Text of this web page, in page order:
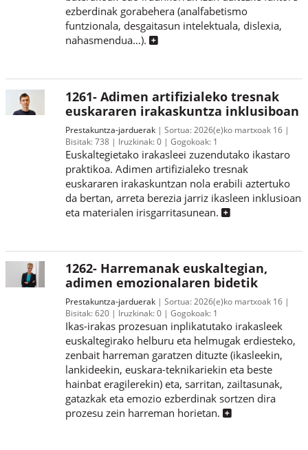
ezberdinak gorabehera (analfabetismo
funtzionala, desgaitasun intelektuala, dislexia,
nahasmendua…).
1261- Adimen artifizialeko tresnak
euskararen irakaskuntza inklusiboan
Prestakuntza-jarduerak Sortua: 2026(e)ko martxoak 16
Bisitak:738 Iruzkinak:0 Gogokoak: 1
Euskaltegietako irakasleei zuzendutako ikastaro
praktikoa. Adimen artifizialeko tresnak
euskararen irakaskuntzan nola erabili aztertuko
da bertan, arreta berezia jarriz ikasleen inklusioan
eta materialen irisgarritasunean.
1262- Harremanak euskaltegian,
adimen emozionalaren bidetik
Prestakuntza-jarduerak Sortua:2026(e)ko martxoak 16
Bisitak:620 Iruzkinak:0 Gogokoak: 1
Ikas-irakas prozesuan inplikatutako irakasleek
euskaltegirako helburu eta helmugak erdiesteko,
zenbait harreman garatzen dituzte (ikasleekin,
lankideekin, euskara-teknikariekin eta beste
hainbat eragilerekin) eta, sarritan, zailtasunak,
gatazkak eta emozio ezberdinak sortzen dira
prozesu zein harreman horietan.